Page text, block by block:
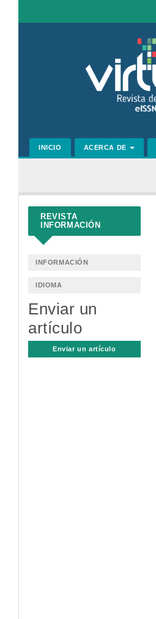
INICIO ACERCA DE
REVISTA
INFORMACIÓN
INFORMACIÓN
IDIOMA
Enviar un
artículo
Enviar un artículo